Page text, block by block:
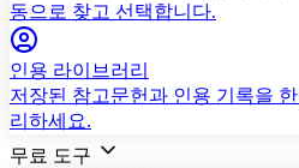
동으로 찾고 선택합니다.
인용 라이브러리
저장된 참고문헌과 인용 기록을
리하세요.
무료 도구